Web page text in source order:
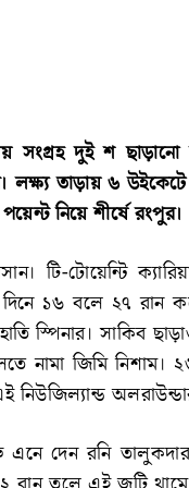
সংগ্রহ দুই শ
লক্ষ্য তাড়ায় ৬
নিয়ে শীর্ষে রংপুর।
টি-টোয়েন্টি
১৬ বলে ২৭ রান
স্পিনার। সাকিব
নামা জিমি নিশাম।
দেন রনি